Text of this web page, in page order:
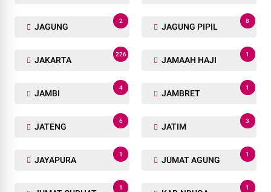
JAGUNG
2
JAGUNG PIPIL
8
JAKARTA
226
JAMAAH HAJI
1
JAMBI
4
JAMBRET
1
JATENG
6
JATIM
3
JAYAPURA
1
JUMAT AGUNG
1
1 1